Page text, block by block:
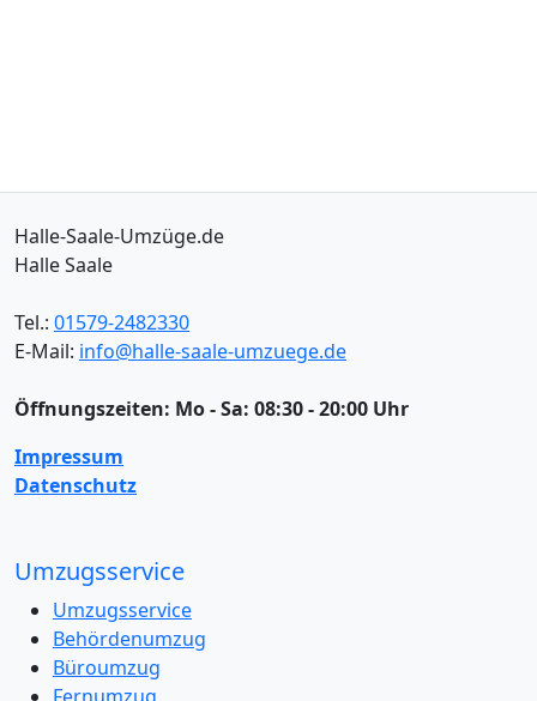
Halle-Saale-Umzüge.de
Halle Saale
Tel.: 01579-2482330
E-Mail: info@halle-saale-umzuege.de
Öffnungszeiten: Mo - Sa: 08:30 - 20:00 Uhr
Impressum
Datenschutz
Umzugsservice
Umzugsservice
Behördenumzug
Büroumzug